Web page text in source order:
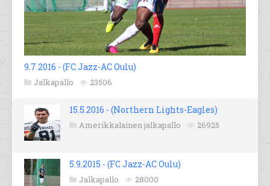
9.7.2016 - (FC Jazz-AC Oulu)
Jalkapallo 23506
15.5.2016 - (Northern Lights-Eagles)
Amerikkalainen jalkapallo 26925
5.9.2015 - (FC Jazz-AC Oulu)
Jalkapallo 28000